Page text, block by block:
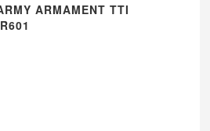
ARMAMENT TTI